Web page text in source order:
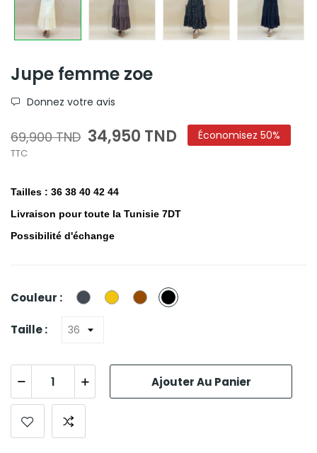
Jupe femme zoe
Donnez votre avis
69,900 TND 34,950 TND Économisez 50%
TTC
Tailles : 36 38 40 42 44
Livraison pour toute la Tunisie 7DT
Possibilité d'échange
Couleur : Noir JauneMarronBLANC/NOIR
Taille :
Ajouter Au Panier